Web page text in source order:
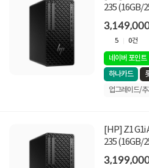
235 (16GB/
SSD 교체]
5 0건
네이버 포인트
하나카드
업그레이드/
[HP] Z1 G1i
235 (16GB/
SSD 추가]]